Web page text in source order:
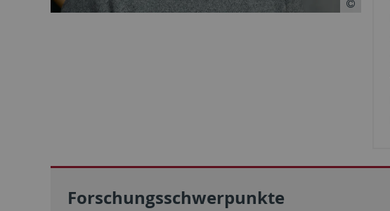
Forschungsschwerpunkte